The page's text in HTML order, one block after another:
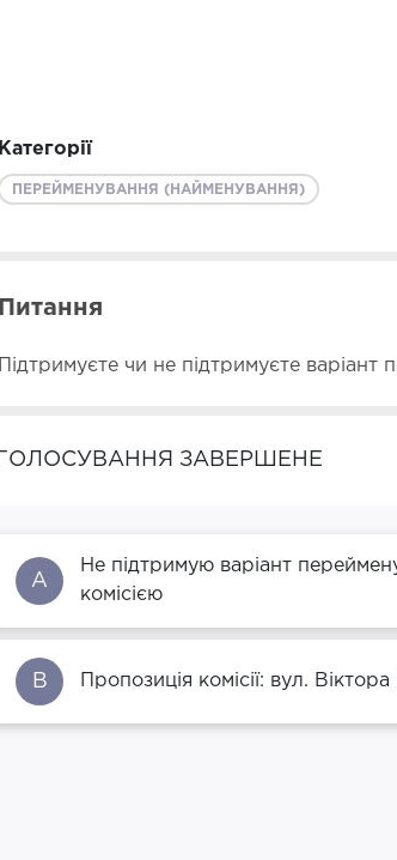
Категорії
ПЕРЕЙМЕНУВАННЯ (НАЙМЕНУВАННЯ)
Питання
Підтримуєте чи не підтримуєте
ГОЛОСУВАННЯ ЗАВЕРШЕНЕ
A
Не підтримую варіант
комісією
B Пропозиція комісії: вул.